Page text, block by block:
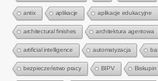
antix aplikacje aplikacje edukacyjne
architectural finishes architektura agentowa
artificial intelligence automatyzacja
bezpieczeństwo pracy BIPV Biskupin